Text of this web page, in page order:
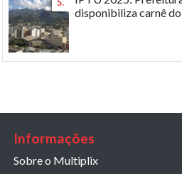
disponibiliza carnê
Informações
Sobre o Multiplix